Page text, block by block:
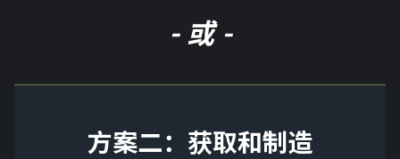
- 或 -
方案二：获取和制造